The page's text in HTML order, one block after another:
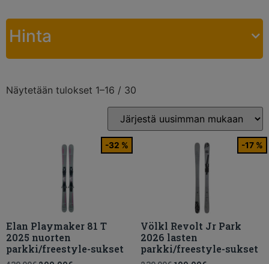
Hinta
Näytetään tulokset 1–16 / 30
-32 %
Elan Playmaker 81 T
2025 nuorten
parkki/freestyle-sukset
-17 %
Völkl Revolt Jr Park
2026 lasten
parkki/freestyle-sukset